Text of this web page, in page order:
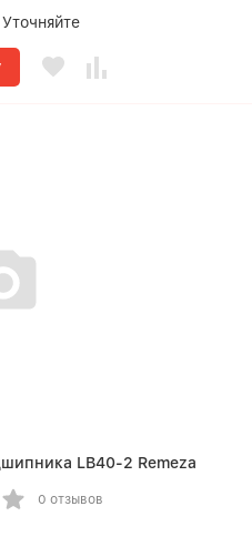
Уточняйте
LB40-2 Remeza
0 отзывов